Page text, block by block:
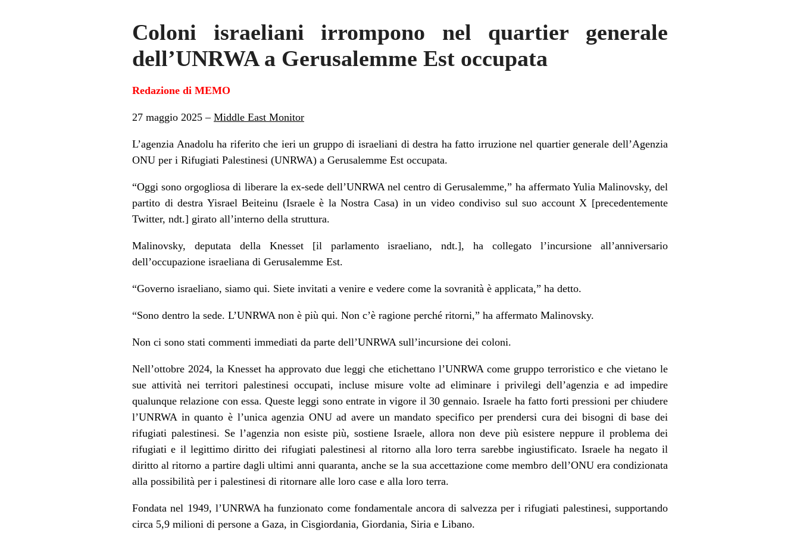
Coloni israeliani irrompono nel quartier generale
dell’UNRWA a Gerusalemme Est occupata
Redazione di MEMO
27 maggio 2025 – Middle East Monitor
L’agenzia Anadolu ha riferito che ieri un gruppo di israeliani di destra ha fatto irruzione nel quartier generale dell’Agenzia
ONU per i Rifugiati Palestinesi (UNRWA) a Gerusalemme Est occupata.
“Oggi sono orgogliosa di liberare la ex-sede dell’UNRWA nel centro di Gerusalemme,” ha affermato Yulia Malinovsky, del
partito di destra Yisrael Beiteinu (Israele è la Nostra Casa) in un video condiviso sul suo account X [precedentemente
Twitter, ndt.] girato all’interno della struttura.
Malinovsky, deputata della Knesset [il parlamento israeliano, ndt.], ha collegato l’incursione all’anniversario
dell’occupazione israeliana di Gerusalemme Est.
“Governo israeliano, siamo qui. Siete invitati a venire e vedere come la sovranità è applicata,” ha detto.
“Sono dentro la sede. L’UNRWA non è più qui. Non c’è ragione perché ritorni,” ha affermato Malinovsky.
Non ci sono stati commenti immediati da parte dell’UNRWA sull’incursione dei coloni.
Nell’ottobre 2024, la Knesset ha approvato due leggi che etichettano l’UNRWA come gruppo terroristico e che vietano le
sue attività nei territori palestinesi occupati, incluse misure volte ad eliminare i privilegi dell’agenzia e ad impedire
qualunque relazione con essa. Queste leggi sono entrate in vigore il 30 gennaio. Israele ha fatto forti pressioni per chiudere
l’UNRWA in quanto è l’unica agenzia ONU ad avere un mandato specifico per prendersi cura dei bisogni di base dei
rifugiati palestinesi. Se l’agenzia non esiste più, sostiene Israele, allora non deve più esistere neppure il problema dei
rifugiati e il legittimo diritto dei rifugiati palestinesi al ritorno alla loro terra sarebbe ingiustificato. Israele ha negato il
diritto al ritorno a partire dagli ultimi anni quaranta, anche se la sua accettazione come membro dell’ONU era condizionata
alla possibilità per i palestinesi di ritornare alle loro case e alla loro terra.
Fondata nel 1949, l’UNRWA ha funzionato come fondamentale ancora di salvezza per i rifugiati palestinesi, supportando
circa 5,9 milioni di persone a Gaza, in Cisgiordania, Giordania, Siria e Libano.